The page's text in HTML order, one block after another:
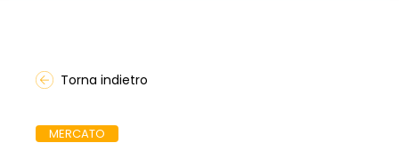
Torna indietro
MERCATO